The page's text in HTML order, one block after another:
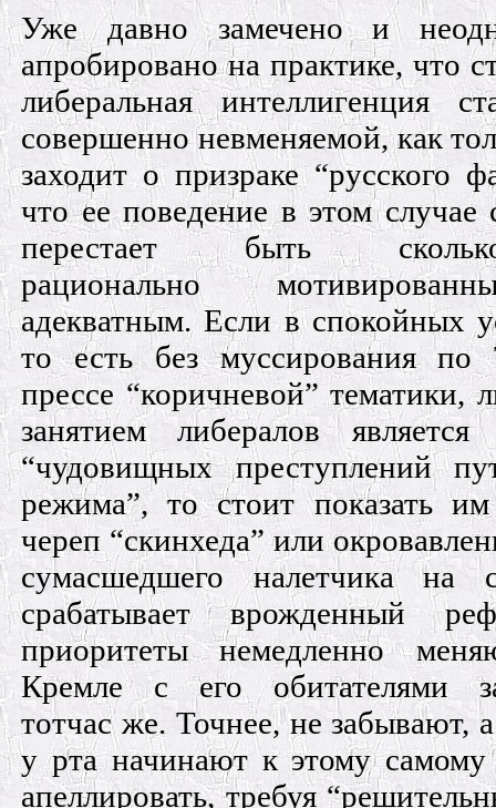
Уже давно замечено и
апробировано на практике, что
либеральная интеллигенция
совершенно невменяемой, как
заходит о призраке “русского
что ее поведение в этом случае
перестает быть сколько-
рационально
адекватным. Если в спокойных
то есть без муссирования
прессе “коричневой” тематики,
занятием либералов является
“чудовищных преступлений
режима”, то стоит показать
череп “скинхеда” или
сумасшедшего налетчика на
срабатывает врожденный
приоритеты немедленно
Кремле с его обитателями
тотчас же. Точнее, не забывают,
у рта начинают к этому
апеллировать, требуя